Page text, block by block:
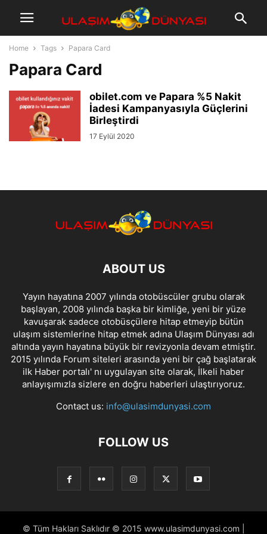
Home Tags Papara Card
Papara Card
obilet.com ve Papara %5 Nakit
İadesi Kampanyasıyla Güçlerini
Birleştirdi
17 Eylül 2020
ABOUT US
Yayın hayatına 2007 yılında otobüscüler grubu olarak
başlayan, 2008 yılında başka bir kimliğe, yeni bir yüze
kavuşarak sadece otobüsçülere hitap etmeyip bütün
ulaşım sistemlerine hitap etmek adına Ulaşım Dünyası adı
altında yayın hayatına büyük bir revizyonla devam etmiştir.
2015 yılında Forum siteleri arasında yeni bir çağ başlatarak
ilk Haber portalı' nı uygulayan site olarak, İlkeli haber
anlayışımızla sizlere en doğru haberleri ulaştırıyoruz.
Contact us: info@ulasimdunyasi.com
FOLLOW US
© Tüm Hakları Saklıdır © 2015 www.ulasimdunyasi.com |